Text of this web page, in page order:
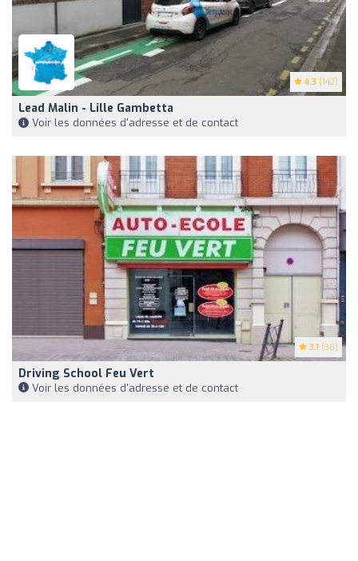
4.3 (142)
Lead Malin - Lille Gambetta
Voir les données d'adresse et de contact
3.1 (36)
Driving School Feu Vert
Voir les données d'adresse et de contact